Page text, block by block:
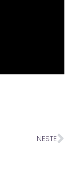
NESTE